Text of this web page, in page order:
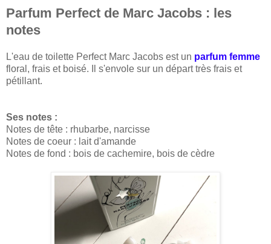
Parfum Perfect de Marc Jacobs : les
notes
L'eau de toilette Perfect Marc Jacobs est un parfum femme
floral, frais et boisé. Il s'envole sur un départ très frais et
pétillant.
Ses notes :
Notes de tête : rhubarbe, narcisse
Notes de coeur : lait d'amande
Notes de fond : bois de cachemire, bois de cèdre